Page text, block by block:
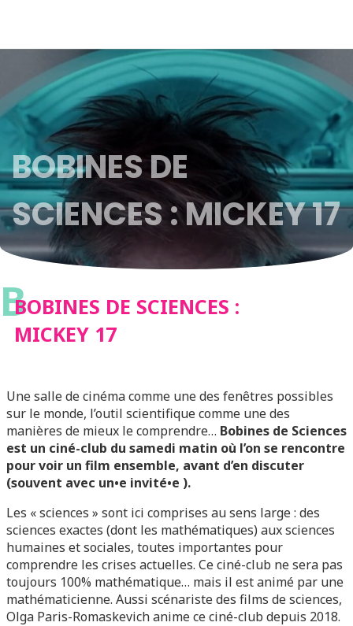
BOBINES DE
SCIENCES : MICKEY 17
BBOBINES DE SCIENCES :
MICKEY 17
Une salle de cinéma comme une des fenêtres possibles
sur le monde, l’outil scientifique comme une des
manières de mieux le comprendre… Bobines de Sciences
est un ciné-club du samedi matin où l’on se rencontre
pour voir un film ensemble, avant d’en discuter
(souvent avec un•e invité•e ).
Les « sciences » sont ici comprises au sens large : des
sciences exactes (dont les mathématiques) aux sciences
humaines et sociales, toutes importantes pour
comprendre les crises actuelles. Ce ciné-club ne sera pas
toujours 100% mathématique… mais il est animé par une
mathématicienne. Aussi scénariste des films de sciences,
Olga Paris-Romaskevich anime ce ciné-club depuis 2018.